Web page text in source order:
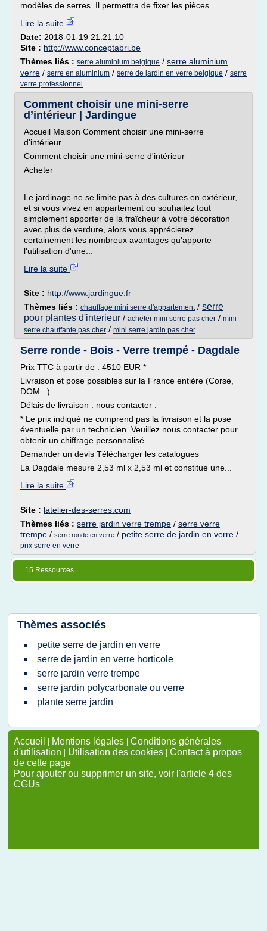
modèles de serres. Il permettra de fixer les pièces...
Lire la suite
Date: 2018-01-19 21:21:10
Site : http://www.conceptabri.be
Thèmes liés : serre aluminium belgique / serre aluminium
verre / serre en aluminium / serre de jardin en verre belgique / serre
verre professionnel
Comment choisir une mini-serre
d’intérieur | Jardingue
Accueil Maison Comment choisir une mini-serre
d'intérieur
Comment choisir une mini-serre d'intérieur
Acheter
Le jardinage ne se limite pas à des cultures en extérieur,
et si vous vivez en appartement ou souhaitez tout
simplement apporter de la fraîcheur à votre décoration
avec plus de verdure, alors vous apprécierez
certainement les nombreux avantages qu'apporte
l'utilisation d'une...
Lire la suite
Site : http://www.jardingue.fr
Thèmes liés : chauffage mini serre d'appartement/ serre
pour plantes d'interieur / acheter mini serre pas cher / mini
serre chauffante pas cher / mini serre jardin pas cher
Serre ronde - Bois - Verre trempé - Dagdale
Prix TTC à partir de : 4510 EUR *
Livraison et pose possibles sur la France entière (Corse,
DOM...).
Délais de livraison : nous contacter .
* Le prix indiqué ne comprend pas la livraison et la pose
éventuelle par un technicien. Veuillez nous contacter pour
obtenir un chiffrage personnalisé.
Demander un devis Télécharger les catalogues
La Dagdale mesure 2,53 ml x 2,53 ml et constitue une...
Lire la suite
Site : latelier-des-serres.com
Thèmes liés : serre jardin verre trempe / serre verre
trempe / serre ronde en verre / petite serre de jardin en verre /
prix serre en verre
15 Ressources
Thèmes associés
petite serre de jardin en verre
serre de jardin en verre horticole
serre jardin verre trempe
serre jardin polycarbonate ou verre
plante serre jardin
Accueil | Mentions légales | Conditions générales
d'utilisation | Utilisation des cookies | Contact à propos
de cette page
Pour ajouter ou supprimer un site, voir l'article 4 des
CGUs